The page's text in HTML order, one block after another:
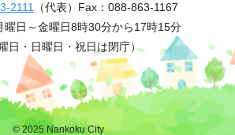
2111 （代表） Fax：088-863-1167
曜日～金曜日8時30分から17時15分
曜日・日曜日・祝日は閉庁）
© 2025 Nankoku City